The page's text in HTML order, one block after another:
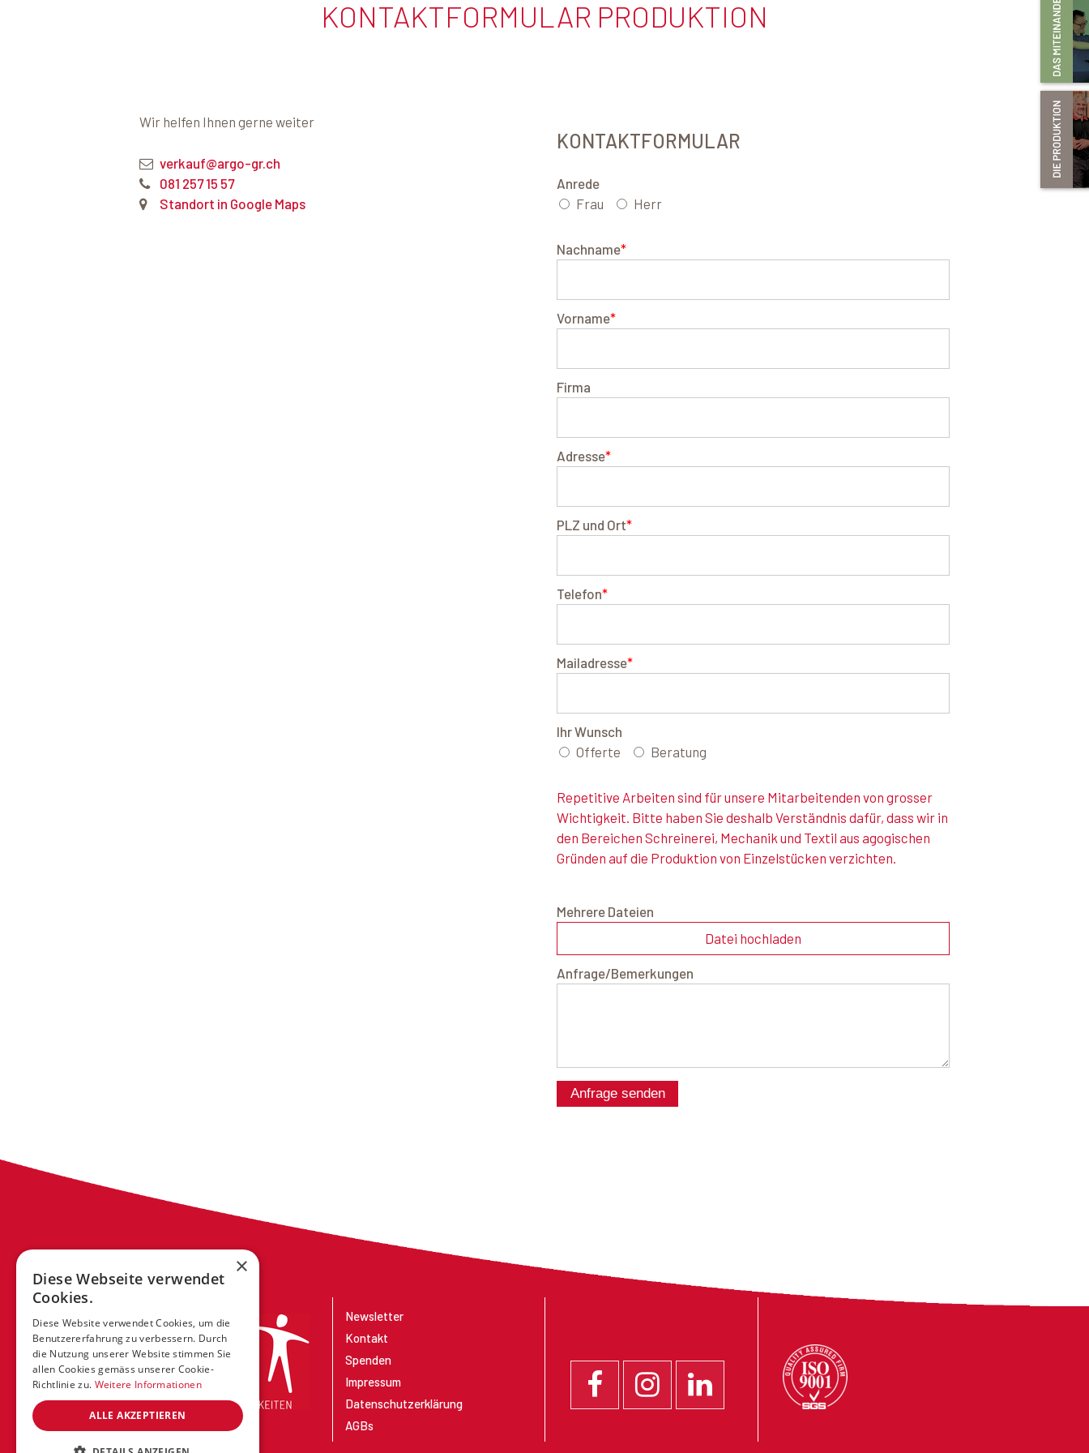
KONTAKTFORMULAR PRODUKTION
Wir helfen Ihnen gerne weiter
verkauf@argo-gr.ch
081 257 15 57
Standort in Google Maps
KONTAKTFORMULAR
Anrede
Frau
Herr
Nachname*
Vorname*
Firma
Adresse*
PLZ und Ort*
Telefon*
Mailadresse*
Ihr Wunsch
Offerte
Beratung
Repetitive Arbeiten sind für unsere Mitarbeitenden von grosser
Wichtigkeit. Bitte haben Sie deshalb Verständnis dafür, dass wir in
den Bereichen Schreinerei, Mechanik und Textil aus agogischen
Gründen auf die Produktion von Einzelstücken verzichten.
Mehrere Dateien
Datei hochladen
Anfrage/Bemerkungen
Anfrage senden
Newsletter
Kontakt
Spenden
Impressum
Datenschutzerklärung
AGBs
×
Diese Webseite verwendet
Cookies.
Diese Website verwendet Cookies, um die
Benutzererfahrung zu verbessern. Durch
die Nutzung unserer Website stimmen Sie
allen Cookies gemäss unserer Cookie-
Richtlinie zu. Weitere Informationen
ALLE AKZEPTIEREN